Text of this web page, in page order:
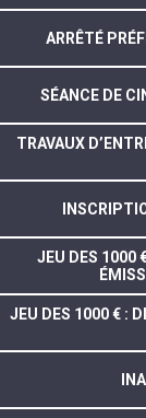
ARRÊTÉ
SÉANCE DE
TRAVAUX
JEU DES 1000
JEU DES 1000 € :